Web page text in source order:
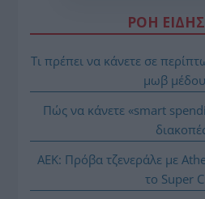
ΡΟΗ
Τι πρέπει να κάνετε σε
μωβ
Πώς να κάνετε «smart
ΑΕΚ: Πρόβα τζενεράλε με
το Super